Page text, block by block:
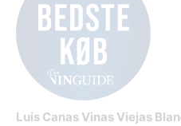
Luis Canas Vinas Viejas